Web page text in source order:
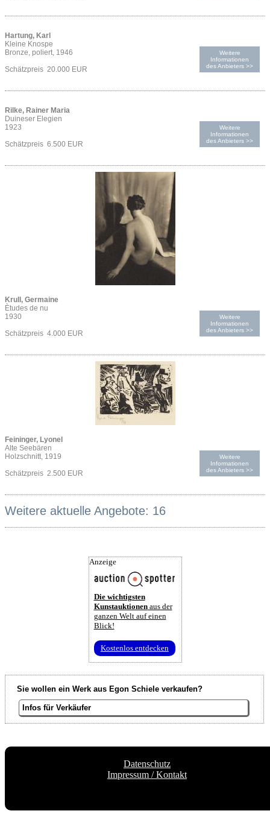
Hartung, Karl
Kleine Knospe
Bronze, poliert, 1946
Schätzpreis 20.000 EUR
Weitere
Informationen
des Anbieters >>
Rilke, Rainer Maria
Duineser Elegien
1923
Schätzpreis 6.500 EUR
Weitere
Informationen
des Anbieters >>
Krull, Germaine
Ètudes de nu
1930
Schätzpreis 4.000 EUR
Weitere
Informationen
des Anbieters >>
Feininger, Lyonel
Alte Seebären
Holzschnitt, 1919
Schätzpreis 2.500 EUR
Weitere
Informationen
des Anbieters >>
Weitere aktuelle Angebote: 16
Anzeige
Die wichtigsten
Kunstauktionenaus der
ganzen Welt auf einen
Blick!
Kostenlos entdecken
Sie wollen ein Werk aus Egon Schiele verkaufen?
Infos für Verkäufer
Datenschutz
Impressum / Kontakt